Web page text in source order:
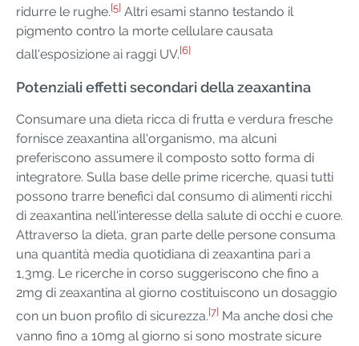
ridurre le rughe.[5] Altri esami stanno testando il
pigmento contro la morte cellulare causata
dall'esposizione ai raggi UV.[6]
Potenziali effetti secondari della zeaxantina
Consumare una dieta ricca di frutta e verdura fresche
fornisce zeaxantina all'organismo, ma alcuni
preferiscono assumere il composto sotto forma di
integratore. Sulla base delle prime ricerche, quasi tutti
possono trarre benefici dal consumo di alimenti ricchi
di zeaxantina nell'interesse della salute di occhi e cuore.
Attraverso la dieta, gran parte delle persone consuma
una quantità media quotidiana di zeaxantina pari a
1,3mg. Le ricerche in corso suggeriscono che fino a
2mg di zeaxantina al giorno costituiscono un dosaggio
con un buon profilo di sicurezza.[7] Ma anche dosi che
vanno fino a 10mg al giorno si sono mostrate sicure